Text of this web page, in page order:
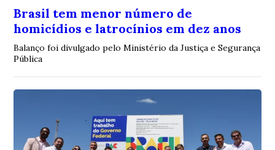
Brasil tem menor número de
homicídios e latrocínios em dez anos
Balanço foi divulgado pelo Ministério da Justiça e Segurança
Pública